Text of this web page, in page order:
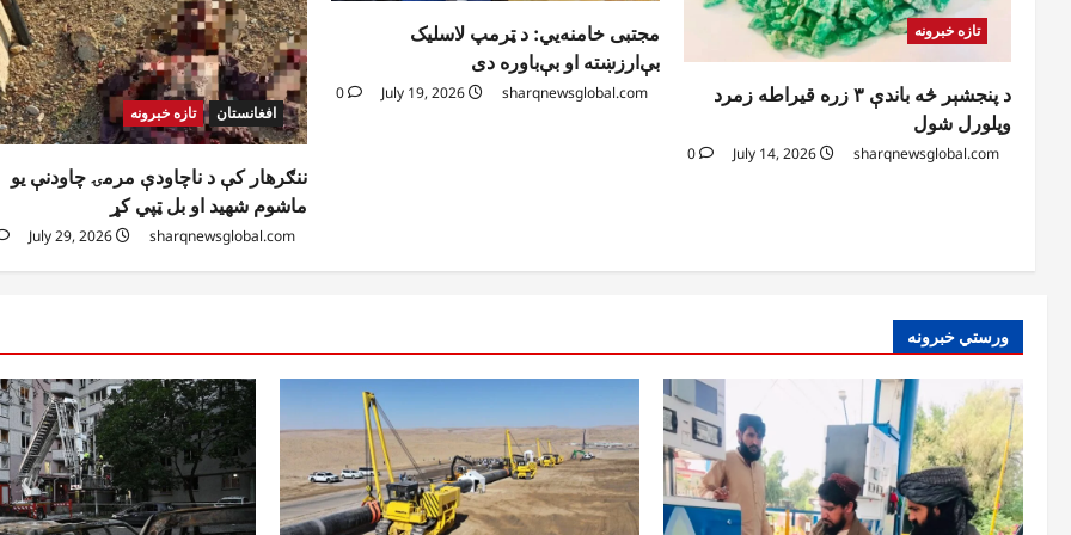
افغانستان تازه خبرونه
ننګرهار کې د ناچاودې مرمۍ چاودنې یو
ماشوم شهید او بل ټپي کړ
sharqnewsglobal.com
July 29, 2026
مجتبی خامنه‌یي: د ټرمپ لاسلیک
بې‌ارزښته او بې‌باوره دی
sharqnewsglobal.com
July 19, 2026
0
تازه خبرونه
د پنجشېر څه باندې ۳ زره قیراطه زمرد
وپلورل شول
sharqnewsglobal.com
July 14, 2026
0
ورستي خبرونه